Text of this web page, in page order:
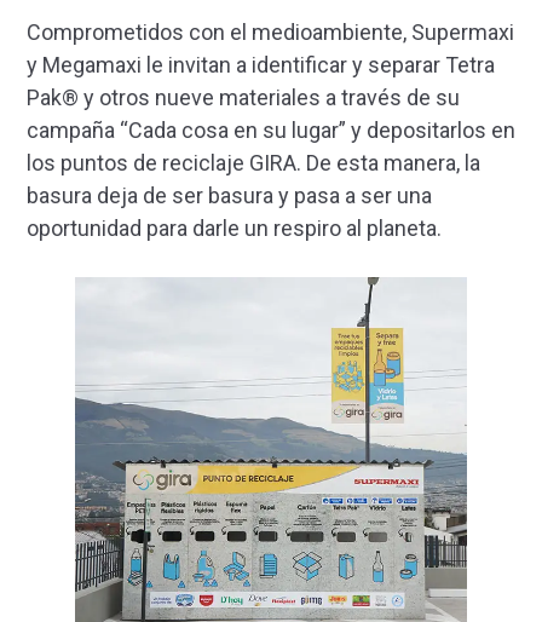
Comprometidos con el medioambiente, Supermaxi
y Megamaxi le invitan a identificar y separar Tetra
Pak® y otros nueve materiales a través de su
campaña “Cada cosa en su lugar” y depositarlos en
los puntos de reciclaje GIRA. De esta manera, la
basura deja de ser basura y pasa a ser una
oportunidad para darle un respiro al planeta.